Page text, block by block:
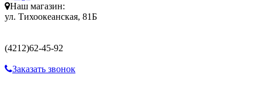
Наш магазин:
ул. Тихоокеанская, 81Б
(4212)62-45-92
Заказать звонок